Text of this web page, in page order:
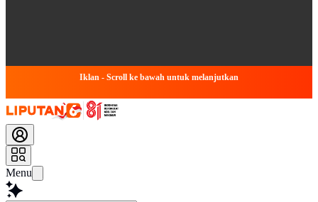
Iklan - Scroll ke bawah untuk melanjutkan
Menu